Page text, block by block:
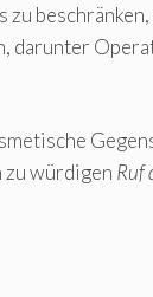
zu
darunter
zu würdigen Ruf